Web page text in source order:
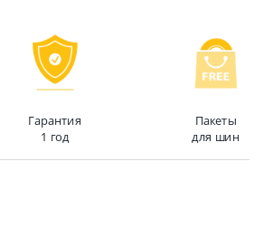
Гарантия
1 год
Пакеты
для шин